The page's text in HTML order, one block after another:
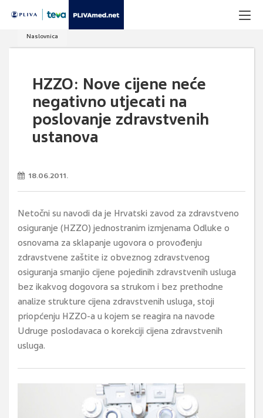
Naslovnica
HZZO: Nove cijene neće
negativno utjecati na
poslovanje zdravstvenih
ustanova
18.06.2011.
Netočni su navodi da je Hrvatski zavod za zdravstveno
osiguranje (HZZO) jednostranim izmjenama Odluke o
osnovama za sklapanje ugovora o provođenju
zdravstvene zaštite iz obveznog zdravstvenog
osiguranja smanjio cijene pojedinih zdravstvenih usluga
bez ikakvog dogovora sa strukom i bez prethodne
analize strukture cijena zdravstvenih usluga, stoji
priopćenju HZZO-a u kojem se reagira na navode
Udruge poslodavaca o korekciji cijena zdravstvenih
usluga.